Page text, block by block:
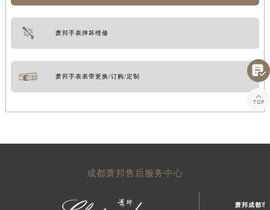
萧邦手表摔坏维修
萧邦手表表带更换/订购/定制
成都萧邦售后服务中心
萧邦成都市

